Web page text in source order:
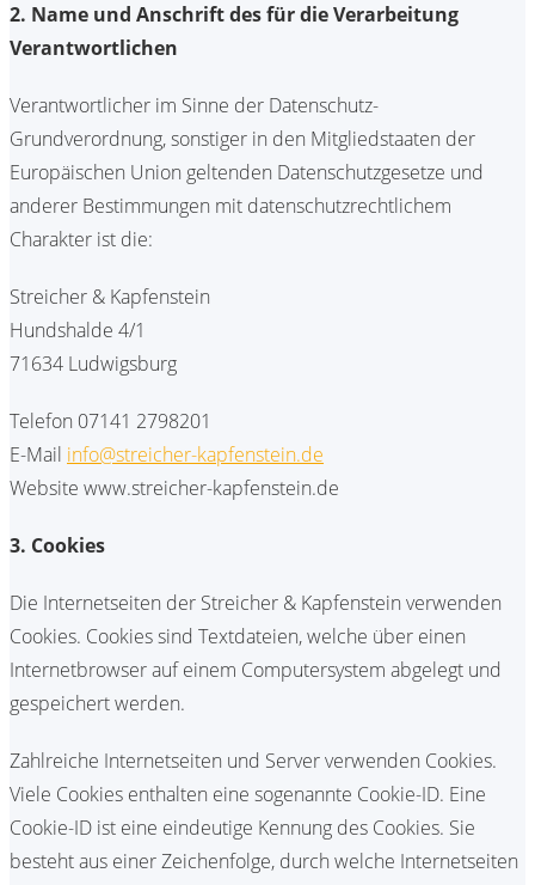
2. Name und Anschrift des für die Verarbeitung
Verantwortlichen
Verantwortlicher im Sinne der Datenschutz-
Grundverordnung, sonstiger in den Mitgliedstaaten der
Europäischen Union geltenden Datenschutzgesetze und
anderer Bestimmungen mit datenschutzrechtlichem
Charakter ist die:
Streicher & Kapfenstein
Hundshalde 4/1
71634 Ludwigsburg
Telefon 07141 2798201
E-Mail info@streicher-kapfenstein.de
Website www.streicher-kapfenstein.de
3. Cookies
Die Internetseiten der Streicher & Kapfenstein verwenden
Cookies. Cookies sind Textdateien, welche über einen
Internetbrowser auf einem Computersystem abgelegt und
gespeichert werden.
Zahlreiche Internetseiten und Server verwenden Cookies.
Viele Cookies enthalten eine sogenannte Cookie-ID. Eine
Cookie-ID ist eine eindeutige Kennung des Cookies. Sie
besteht aus einer Zeichenfolge, durch welche Internetseiten